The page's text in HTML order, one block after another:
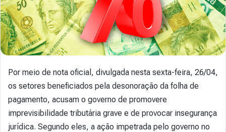
Por meio de nota oficial, divulgada nesta sexta-feira, 26/04,
os setores beneficiados pela desonoração da folha de
pagamento, acusam o governo de promovere
imprevisibilidade tributária grave e de provocar insegurança
jurídica. Segundo eles, a ação impetrada pelo governo no